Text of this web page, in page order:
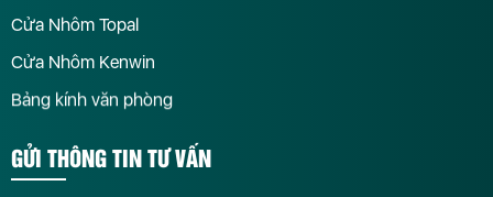
Cửa Nhôm Topal
Cửa Nhôm Kenwin
Bảng kính văn phòng
GỬI THÔNG TIN TƯ VẤN